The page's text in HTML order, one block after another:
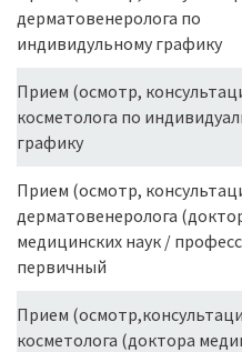
дерматовенеролога по
индивидульному графику
Прием (осмотр,
косметолога по
графику
Прием (осмотр,
дерматовенеролога
медицинских наук /
первичный
Прием
косметолога (доктора